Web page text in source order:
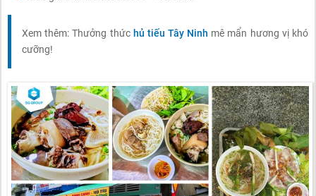
Xem thêm: Thưởng thức hủ tiếu Tây Ninh mê mẩn hương vị khó
cưỡng!